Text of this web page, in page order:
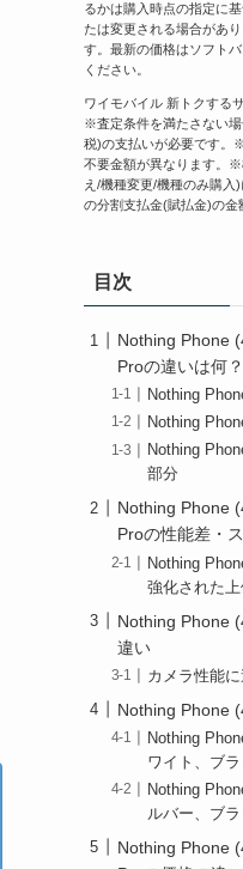
るかは購入時点の指定に
たは変更される場合があ
す。最新の価格はソフト
ください。
ワイモバイル 新トクする
※査定条件を満たさない
税)の支払いが必要です。
不要金額が異なります。
え/機種変更/機種のみ購入
の分割支払金(賦払金)の金
目次
Nothing Phone
Proの違いは何？
Nothing
Nothing
Nothing
部分
Nothing Phone
Proの性能差・
Nothing
強化された
Nothing Phone
違い
カメラ性能
Nothing Phone
Nothing
ワイト、ブ
Nothing
ルバー、ブ
Nothing Phone